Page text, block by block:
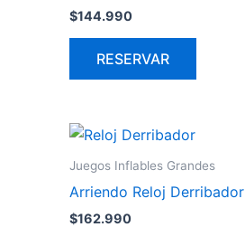
$144.990
RESERVAR
Juegos Inflables Grandes
Arriendo Reloj Derribador
$162.990